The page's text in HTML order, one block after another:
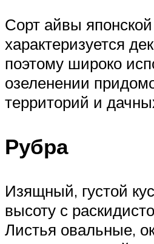
Сорт айвы японской
характеризуется
поэтому широко
озеленении
территорий и
Рубра
Изящный, густой
высоту с
Листья овальные,